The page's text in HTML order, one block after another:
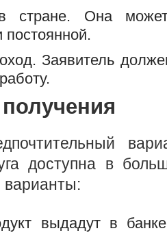
в стране. Она
Заявитель
доступна в
варианты:
выдадут в